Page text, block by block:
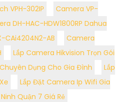
VPH-302IP
Camera VP-
DH-HAC-HDW1800RP Dahua
CAi4204N2-AB
Camera
Lắp Camera Hikvision Trọn Gói
Dụng Cho Gia Đình
Lắp
Lắp Đặt Camera Ip Wifi Gia
Quận 7 Giá Rẻ